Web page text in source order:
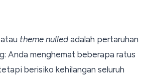
atau theme nulled adalah pertaruhan
Anda menghemat beberapa ratus
berisiko kehilangan seluruh